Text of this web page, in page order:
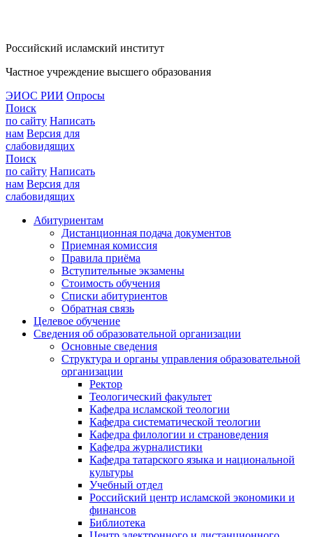
Российский исламский институт
Частное учреждение высшего образования
ЭИОС РИИ Опросы
Поиск
по сайту Написать
нам Версия для
слабовидящих
Поиск
по сайту Написать
нам Версия для
слабовидящих
Абитуриентам
Дистанционная подача документов
Приемная комиссия
Правила приёма
Вступительные экзамены
Стоимость обучения
Списки абитуриентов
Обратная связь
Целевое обучение
Сведения об образовательной организации
Основные сведения
Структура и органы управления образовательной
организации
Ректор
Теологический факультет
Кафедра исламской теологии
Кафедра систематической теологии
Кафедра филологии и страноведения
Кафедра журналистики
Кафедра татарского языка и национальной
культуры
Учебный отдел
Российский центр исламской экономики и
финансов
Библиотека